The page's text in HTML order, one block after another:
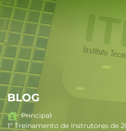
BLOG
Principal
1º Treinamento de Instrutores de